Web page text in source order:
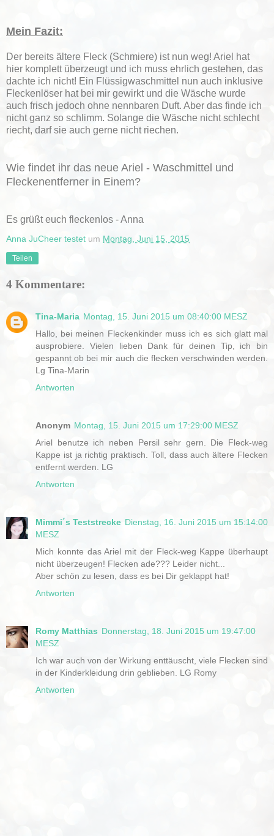
Mein Fazit:
Der bereits ältere Fleck (Schmiere) ist nun weg! Ariel hat
hier komplett überzeugt und ich muss ehrlich gestehen, das
dachte ich nicht! Ein Flüssigwaschmittel nun auch inklusive
Fleckenlöser hat bei mir gewirkt und die Wäsche wurde
auch frisch jedoch ohne nennbaren Duft. Aber das finde ich
nicht ganz so schlimm. Solange die Wäsche nicht schlecht
riecht, darf sie auch gerne nicht riechen.
Wie findet ihr das neue Ariel - Waschmittel und
Fleckenentferner in Einem?
Es grüßt euch fleckenlos - Anna
Anna JuCheer testet um Montag, Juni 15, 2015
Teilen
4 Kommentare:
Tina-Maria Montag, 15. Juni 2015 um 08:40:00 MESZ
Hallo, bei meinen Fleckenkinder muss ich es sich glatt mal
ausprobiere. Vielen lieben Dank für deinen Tip, ich bin
gespannt ob bei mir auch die flecken verschwinden werden.
Lg Tina-Marin
Antworten
Anonym Montag, 15. Juni 2015 um 17:29:00 MESZ
Ariel benutze ich neben Persil sehr gern. Die Fleck-weg
Kappe ist ja richtig praktisch. Toll, dass auch ältere Flecken
entfernt werden. LG
Antworten
Mimmi´s Teststrecke Dienstag, 16. Juni 2015 um 15:14:00
MESZ
Mich konnte das Ariel mit der Fleck-weg Kappe überhaupt
nicht überzeugen! Flecken ade??? Leider nicht...
Aber schön zu lesen, dass es bei Dir geklappt hat!
Antworten
Romy Matthias Donnerstag, 18. Juni 2015 um 19:47:00
MESZ
Ich war auch von der Wirkung enttäuscht, viele Flecken sind
in der Kinderkleidung drin geblieben. LG Romy
Antworten